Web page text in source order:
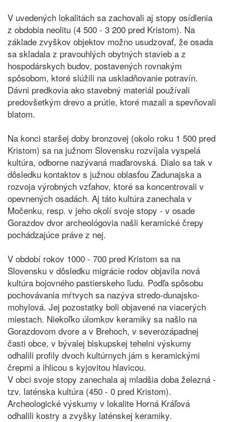
V uvedených lokalitách sa zachovali aj stopy osídlenia
z obdobia neolitu (4 500 - 3 200 pred Kristom). Na
základe zvyškov objektov možno usudzovať, že osada
sa skladala z pravouhlých obytných stavieb a z
hospodárskych budov, postavených rovnakým
spôsobom, ktoré slúžili na uskladňovanie potravín.
Dávni predkovia ako stavebný materiál používali
predovšetkým drevo a prútie, ktoré mazali a spevňovali
blatom.
Na konci staršej doby bronzovej (okolo roku 1 500 pred
Kristom) sa na južnom Slovensku rozvíjala vyspelá
kultúra, odborne nazývaná maďarovská. Dialo sa tak v
dôsledku kontaktov s južnou oblasťou Zadunajska a
rozvoja výrobných vzťahov, ktoré sa koncentrovali v
opevnených osadách. Aj táto kultúra zanechala v
Močenku, resp. v jeho okolí svoje stopy - v osade
Gorazdov dvor archeológovia našli keramické črepy
pochádzajúce práve z nej.
V období rokov 1000 - 700 pred Kristom sa na
Slovensku v dôsledku migrácie rodov objavila nová
kultúra bojovného pastierskeho ľudu. Podľa spôsobu
pochovávania mŕtvych sa nazýva stredo-dunajsko-
mohylová. Jej pozostatky boli objavené na viacerých
miestach. Niekoľko úlomkov keramiky sa našlo na
Gorazdovom dvore a v Brehoch, v severozápadnej
časti obce, v bývalej biskupskej tehelni výskumy
odhalili profily dvoch kultúrnych jám s keramickými
črepmi a ihlicou s kyjovitou hlavicou.
V obci svoje stopy zanechala aj mladšia doba železná -
tzv. laténska kultúra (450 - 0 pred Kristom).
Archeologické výskumy v lokalite Horná Kráľová
odhalili kostry a zvyšky laténskej keramiky.